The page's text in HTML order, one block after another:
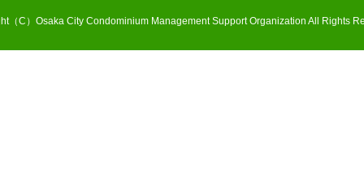
（C）Osaka City Condominium Management Support Organization All Rights